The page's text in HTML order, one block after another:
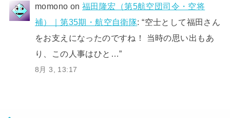
momono on福田隆宏（第5航空団司令・空将
補）｜第35期・航空自衛隊: “空士として福田さん
をお支えになったのですね！ 当時の思い出もあ
り、この人事はひと…”
8月 3, 13:17